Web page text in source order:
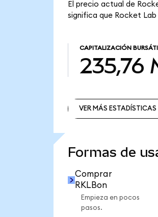
El precio actual de
significa que Rocket
CAPITALIZACIÓN
235,76
VER MÁS ESTADÍSTICAS
Formas de
Comprar
RKLBon
Empieza en pocos
pasos.